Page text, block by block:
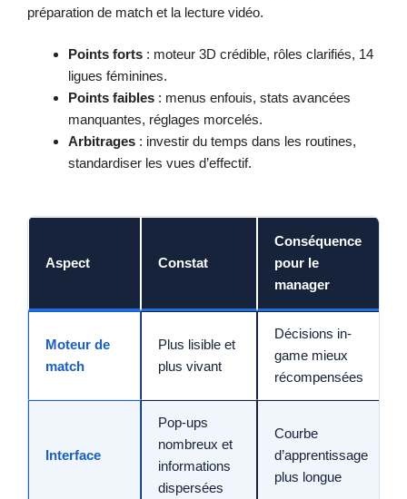
préparation de match et la lecture vidéo.
Points forts : moteur 3D crédible, rôles clarifiés, 14
ligues féminines.
Points faibles : menus enfouis, stats avancées
manquantes, réglages morcelés.
Arbitrages : investir du temps dans les routines,
standardiser les vues d’effectif.
Aspect Constat
Conséquence
pour le
manager
Moteur de
match
Plus lisible et
plus vivant
Décisions in-
game mieux
récompensées
Interface
Pop-ups
nombreux et
informations
dispersées
Courbe
d’apprentissage
plus longue